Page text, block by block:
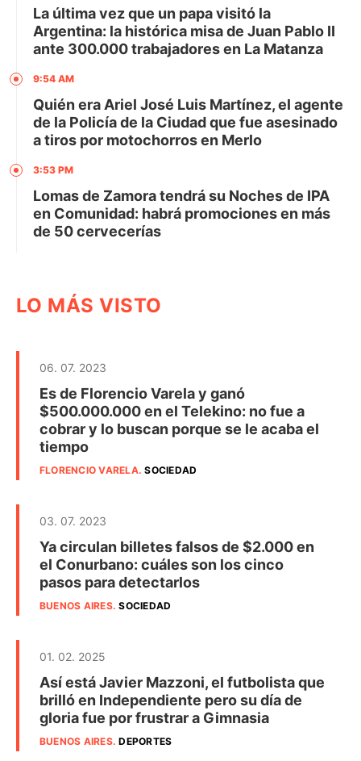
La última vez que un papa visitó la
Argentina: la histórica misa de Juan Pablo II
ante 300.000 trabajadores en La Matanza
9:54 AM
Quién era Ariel José Luis Martínez, el agente
de la Policía de la Ciudad que fue asesinado
a tiros por motochorros en Merlo
3:53 PM
Lomas de Zamora tendrá su Noches de IPA
en Comunidad: habrá promociones en más
de 50 cervecerías
LO MÁS VISTO
06. 07. 2023
Es de Florencio Varela y ganó
$500.000.000 en el Telekino: no fue a
cobrar y lo buscan porque se le acaba el
tiempo
FLORENCIO VARELA.SOCIEDAD
03. 07. 2023
Ya circulan billetes falsos de $2.000 en
el Conurbano: cuáles son los cinco
pasos para detectarlos
BUENOS AIRES.SOCIEDAD
01. 02. 2025
Así está Javier Mazzoni, el futbolista que
brilló en Independiente pero su día de
gloria fue por frustrar a Gimnasia
BUENOS AIRES.DEPORTES